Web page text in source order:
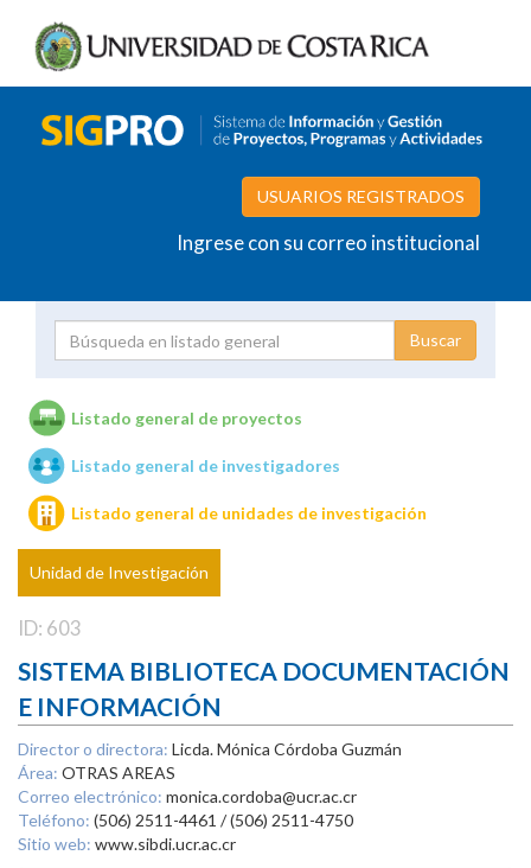
USUARIOS REGISTRADOS
Ingrese con su correo institucional
Unidades de investigación
Listado general de proyectos
Listado general de investigadores
Listado general de unidades de investigación
Unidad de Investigación
ID: 603
SISTEMA BIBLIOTECA DOCUMENTACIÓN
E INFORMACIÓN
Director o directora: Licda. Mónica Córdoba Guzmán
Área: OTRAS AREAS
Correo electrónico: monica.cordoba@ucr.ac.cr
Teléfono: (506) 2511-4461 / (506) 2511-4750
Sitio web: www.sibdi.ucr.ac.cr